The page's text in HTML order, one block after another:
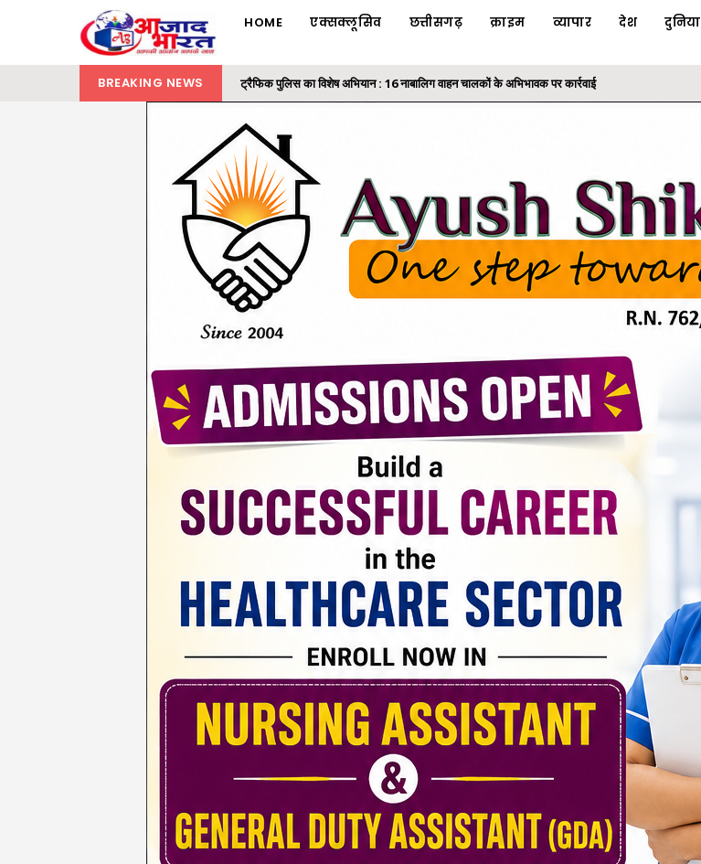
HOME एक्सक्लूसिव छत्तीसगढ़ क्राइम व्यापार देश दुनिया
BREAKING NEWS ट्रैफिक पुलिस का विशेष अभियान : 16 नाबालिग वाहन चालकों के अभिभावक पर कार्रवाई
रायगढ़ में 32 लाख की ट्रांसपोर्ट कंपनी धोखाधड़ी का फरार आरोपी गिरफ्तार, 'ऑपरेशन क्लीन हंट' के तहत...
समाज के अंतिम व्यक्ति तक पहुंचे शासन की योजनाओं का लाभ: राज्यपाल श्री रमेन डेका
राज्यपाल ने ‘एक पेड़ मां के नाम’ अभियान के तहत कलेक्टोरेट परिसर में लगाया बादाम का पौधा
मैकेनाइज्ड इन्फैंट्री रेजिमेंट का मिशन निरंतर मिलाप कार्यक्रम आयोजित